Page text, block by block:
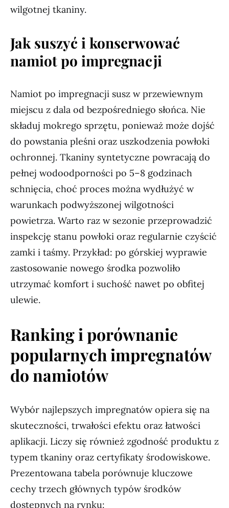
wilgotnej tkaniny.
Jak suszyć i konserwować
namiot po impregnacji
Namiot po impregnacji susz w przewiewnym
miejscu z dala od bezpośredniego słońca. Nie
składuj mokrego sprzętu, ponieważ może dojść
do powstania pleśni oraz uszkodzenia powłoki
ochronnej. Tkaniny syntetyczne powracają do
pełnej wodoodporności po 5–8 godzinach
schnięcia, choć proces można wydłużyć w
warunkach podwyższonej wilgotności
powietrza. Warto raz w sezonie przeprowadzić
inspekcję stanu powłoki oraz regularnie czyścić
zamki i taśmy. Przykład: po górskiej wyprawie
zastosowanie nowego środka pozwoliło
utrzymać komfort i suchość nawet po obfitej
ulewie.
Ranking i porównanie
popularnych impregnatów
do namiotów
Wybór najlepszych impregnatów opiera się na
skuteczności, trwałości efektu oraz łatwości
aplikacji. Liczy się również zgodność produktu z
typem tkaniny oraz certyfikaty środowiskowe.
Prezentowana tabela porównuje kluczowe
cechy trzech głównych typów środków
dostępnych na rynku: